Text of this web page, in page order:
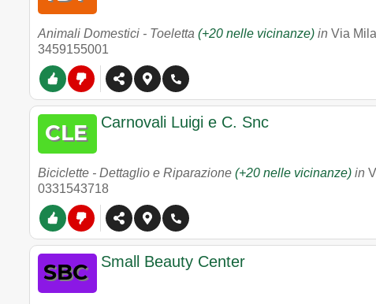
Animali Domestici - Toeletta (+20 nelle vicinanze) in Via
3459155001
Carnovali Luigi e C. Snc
Biciclette - Dettaglio e Riparazione (+20 nelle vicinanze) in
0331543718
Small Beauty Center